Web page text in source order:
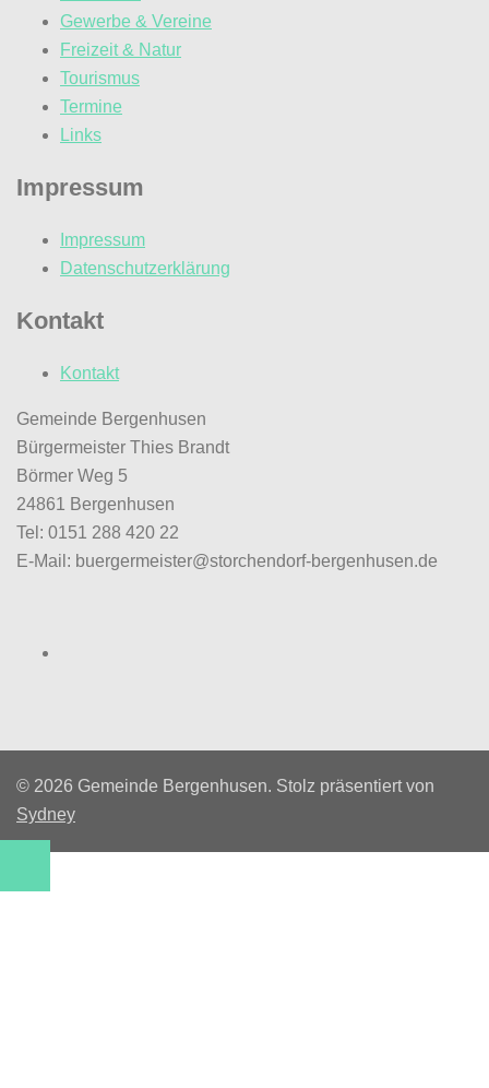
Gewerbe & Vereine
Freizeit & Natur
Tourismus
Termine
Links
Impressum
Impressum
Datenschutzerklärung
Kontakt
Kontakt
Gemeinde Bergenhusen
Bürgermeister Thies Brandt
Börmer Weg 5
24861 Bergenhusen
Tel: 0151 288 420 22
E-Mail: buergermeister@storchendorf-bergenhusen.de
© 2026 Gemeinde Bergenhusen. Stolz präsentiert von
Sydney